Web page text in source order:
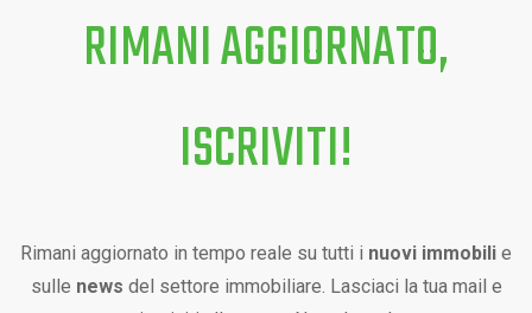
RIMANI AGGIORNATO,
ISCRIVITI!
Rimani aggiornato in tempo reale su tutti i nuovi immobili e
sulle news del settore immobiliare. Lasciaci la tua mail e